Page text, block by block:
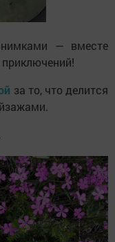
— вместе
за то, что делится